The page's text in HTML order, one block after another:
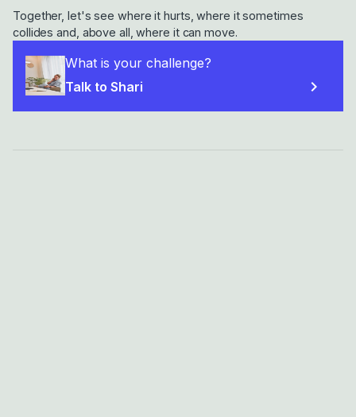
Together, let's see where it hurts, where it sometimes
collides and, above all, where it can move.
What is your challenge?
Talk to Shari
chevron_right